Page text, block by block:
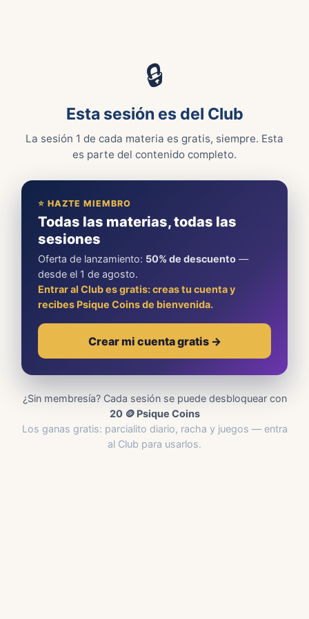
🔒
Esta sesión es del Club
La sesión 1 de cada materia es gratis, siempre. Esta
es parte del contenido completo.
⭐ HAZTE MIEMBRO
Todas las materias, todas las
sesiones
Oferta de lanzamiento: 50% de descuento —
desde el 1 de agosto.
Entrar al Club es gratis: creas tu cuenta y
recibes Psique Coins de bienvenida.
Crear mi cuenta gratis →
¿Sin membresía? Cada sesión se puede desbloquear con
20 🪙 Psique Coins
Los ganas gratis: parcialito diario, racha y juegos — entra
al Club para usarlos.